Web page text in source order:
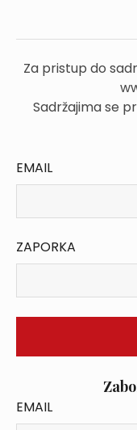
Za pristup do
Sadržajima se
EMAIL
ZAPORKA
EMAIL